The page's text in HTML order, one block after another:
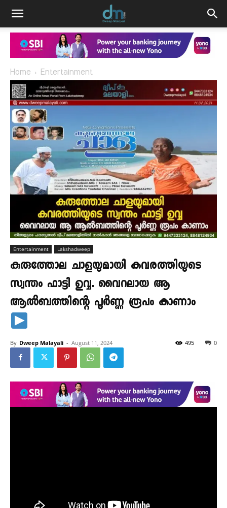
Home Entertainment
Entertainment Lakshadweep
കുരുത്തോല ചാളയുമായി കവരത്തിയുടെ
സ്വന്തം ഫാട്ടി ഉവ്വ. വൈറലായ ആ
ആൽബത്തിന്റെ പൂർണ്ണ രൂപം കാണാം
By Dweep Malayali - August 11, 2024 0
495